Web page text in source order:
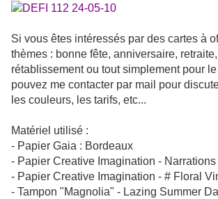
Si vous êtes intéressés par des cartes à
thèmes : bonne fête, anniversaire,
rétablissement ou tout simplement pour
pouvez me contacter par mail pour
les couleurs, les tarifs, etc...
Matériel utilisé :
- Papier Gaia : Bordeaux
- Papier Creative Imagination -
- Papier Creative Imagination - # Floral
- Tampon "Magnolia" - Lazing Summer